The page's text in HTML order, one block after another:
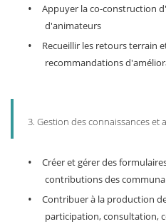
•
Appuyer la co-construction
d'animateurs
•
Recueillir les retours terrain
recommandations
3. Gestion des connaissances
•
Créer et gérer des
contributions des
•
Contribuer à la production
participation, consultation,